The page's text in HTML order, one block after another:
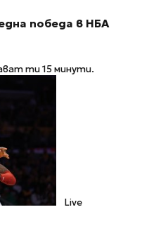
победа в НБА
ти 15 минути.
Live